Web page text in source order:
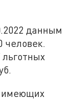
данным
человек.
имеющих